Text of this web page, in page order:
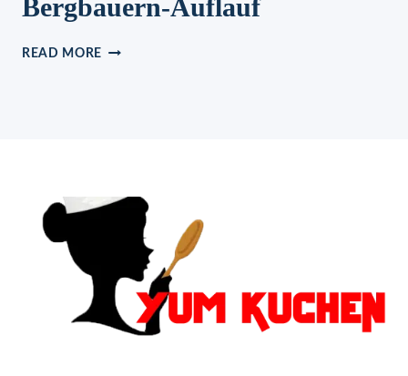
Bergbauern-Auflauf
READ MORE BERGBAUERN-